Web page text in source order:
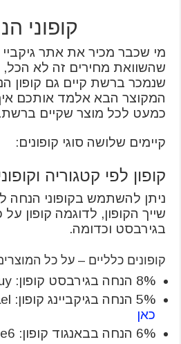
קופוני
מי שכבר מכיר את אתר גיקביי
שהשוואת מחירים זה לא
שנמכר ברשת קיים גם קופון
המקוצר הבא אלמד אותכם
כמעט לכל מוצר שקיים ברשת.
קיימים שלושה סוגי קופונים:
קופון לפי קטגוריה
ניתן להשתמש בקופוני הנחה
שייך הקופון, לדוגמה קופון
בגירבסט וכדומה.
קופונים כלליים – על כל
8% הנחה בגירבסט קופון: geekbuy
5% הנחה בגיקביינג קופון: geekbuyisrael
כאן
6% הנחה בבאנגוד קופון: affiliate6